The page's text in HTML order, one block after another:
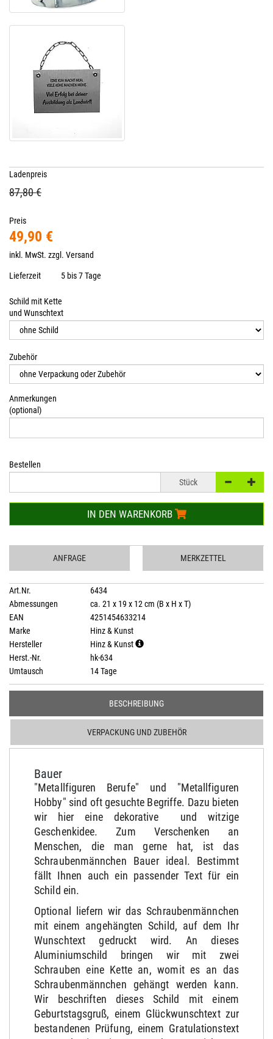
Ladenpreis
87,80 €
Preis
49,90 €
inkl. MwSt. zzgl. Versand
Lieferzeit 5 bis 7 Tage
Schild mit Kette
und Wunschtext
Zubehör
Anmerkungen
(optional)
Bestellen
Stück
IN DEN WARENKORB
ANFRAGE MERKZETTEL
Art.Nr.
6434
Abmessungen
ca. 21 x 19 x 12 cm (B x H x T)
EAN
4251454633214
Marke
Hinz & Kunst
Hersteller
Hinz & Kunst
Herst.-Nr.
hk-634
Umtausch
14 Tage
BESCHREIBUNG
VERPACKUNG UND ZUBEHÖR
Bauer
"Metallfiguren Berufe" und "Metallfiguren
Hobby" sind oft gesuchte Begriffe. Dazu bieten
wir hier eine dekorative und witzige
Geschenkidee. Zum Verschenken an
Menschen, die man gerne hat, ist das
Schraubenmännchen Bauer ideal. Bestimmt
fällt Ihnen auch ein passender Text für ein
Schild ein.
Optional liefern wir das Schraubenmännchen
mit einem angehängten Schild, auf dem Ihr
Wunschtext gedruckt wird. An dieses
Aluminiumschild bringen wir mit zwei
Schrauben eine Kette an, womit es an das
Schraubenmännchen gehängt werden kann.
Wir beschriften dieses Schild mit einem
Geburtstagsgruß, einem Glückwunschtext zur
bestandenen Prüfung, einem Gratulationstext